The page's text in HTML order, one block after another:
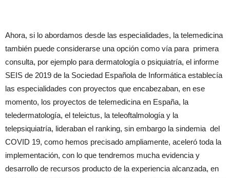
Ahora, si lo abordamos desde las especialidades, la telemedicina
también puede considerarse una opción como vía para primera
consulta, por ejemplo para dermatología o psiquiatría, el informe
SEIS de 2019 de la Sociedad Española de Informática establecía
las especialidades con proyectos que encabezaban, en ese
momento, los proyectos de telemedicina en España, la
teledermatología, el teleictus, la teleoftalmología y la
telepsiquiatría, lideraban el ranking, sin embargo la sindemia del
COVID 19, como hemos precisado ampliamente, aceleró toda la
implementación, con lo que tendremos mucha evidencia y
desarrollo de recursos producto de la experiencia alcanzada, en